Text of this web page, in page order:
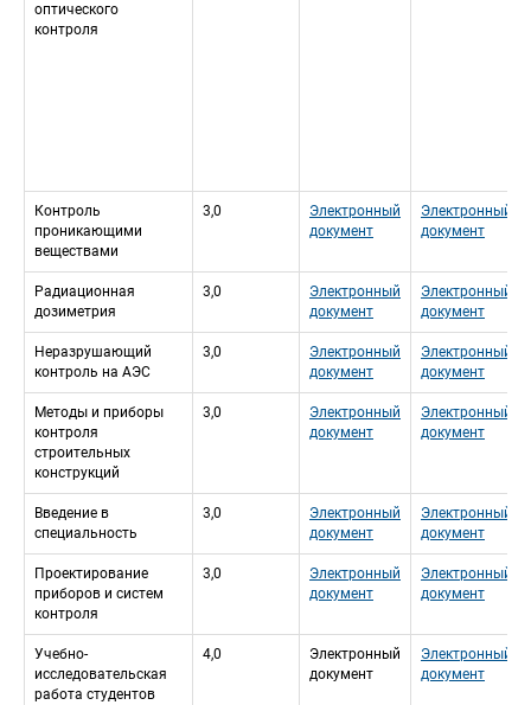
оптического
контроля
Контроль
проникающими
веществами
3,0
Электронный
документ
Электронный
документ
Радиационная
дозиметрия
3,0
Электронный
документ
Электронный
документ
Неразрушающий
контроль на АЭС
3,0
Электронный
документ
Электронный
документ
Методы и приборы
контроля
строительных
конструкций
3,0
Электронный
документ
Электронный
документ
Введение в
специальность
3,0
Электронный
документ
Электронный
документ
Проектирование
приборов и систем
контроля
3,0
Электронный
документ
Электронный
документ
Учебно-
исследовательская
работа студентов
4,0
Электронный
документ
Электронный
документ